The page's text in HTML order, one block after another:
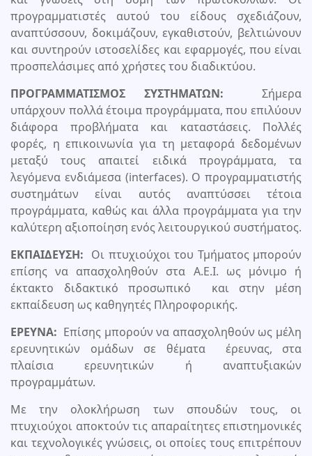
προγραμματιστές αυτού του είδους σχεδιάζουν,
αναπτύσσουν, δοκιμάζουν, εγκαθιστούν, βελτιώνουν
και συντηρούν ιστοσελίδες και εφαρμογές, που είναι
προσπελάσιμες από χρήστες του διαδικτύου.
ΠΡΟΓΡΑΜΜΑΤΙΣΜΟΣ ΣΥΣΤΗΜΑΤΩΝ: Σήμερα
υπάρχουν πολλά έτοιμα προγράμματα, που επιλύουν
διάφορα προβλήματα και καταστάσεις. Πολλές
φορές, η επικοινωνία για τη μεταφορά δεδομένων
μεταξύ τους απαιτεί ειδικά προγράμματα, τα
λεγόμενα ενδιάμεσα (interfaces). Ο προγραμματιστής
συστημάτων είναι αυτός αναπτύσσει τέτοια
προγράμματα, καθώς και άλλα προγράμματα για την
καλύτερη αξιοποίηση ενός λειτουργικού συστήματος.
ΕΚΠΑΙΔΕΥΣΗ: Οι πτυχιούχοι του Τμήματος μπορούν
επίσης να απασχοληθούν στα A.Ε.Ι. ως μόνιμο ή
έκτακτο διδακτικό προσωπικό και στην μέση
εκπαίδευση ως καθηγητές Πληροφορικής.
ΕΡΕΥΝΑ: Επίσης μπορούν να απασχοληθούν ως μέλη
ερευνητικών ομάδων σε θέματα έρευνας, στα
πλαίσια ερευνητικών ή αναπτυξιακών
προγραμμάτων.
Με την ολοκλήρωση των σπουδών τους, οι
πτυχιούχοι αποκτούν τις απαραίτητες επιστημονικές
και τεχνολογικές γνώσεις, οι οποίες τους επιτρέπουν